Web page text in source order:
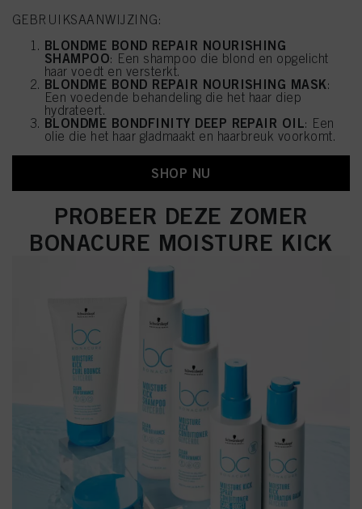
GEBRUIKSAANWIJZING:
BLONDME BOND REPAIR NOURISHING
SHAMPOO: Een shampoo die blond en opgelicht
haar voedt en versterkt.
BLONDME BOND REPAIR NOURISHING MASK:
Een voedende behandeling die het haar diep
hydrateert.
BLONDME BONDFINITY DEEP REPAIR OIL: Een
olie die het haar gladmaakt en haarbreuk voorkomt.
SHOP NU
PROBEER DEZE ZOMER
BONACURE MOISTURE KICK